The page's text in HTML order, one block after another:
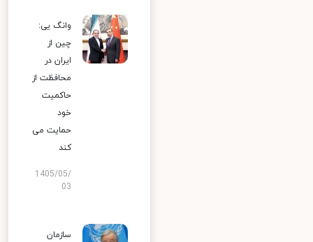
وانگ یی:
چین از
ایران در
محافظت از
حاکمیت
خود
حمایت می
کند
1405/05/
03
سازمان